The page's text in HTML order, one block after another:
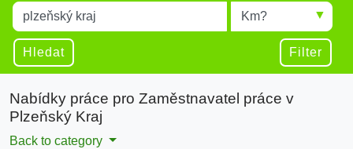
Type 1 or more characters for results.
Místo
Type 1 or more characters for results.
Radius
Hledat Filter
Nabídky práce pro Zaměstnavatel práce v
Plzeňský Kraj
Back to category